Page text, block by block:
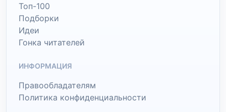
Топ-100
Подборки
Идеи
Гонка читателей
ИНФОРМАЦИЯ
Правообладателям
Политика конфиденциальности